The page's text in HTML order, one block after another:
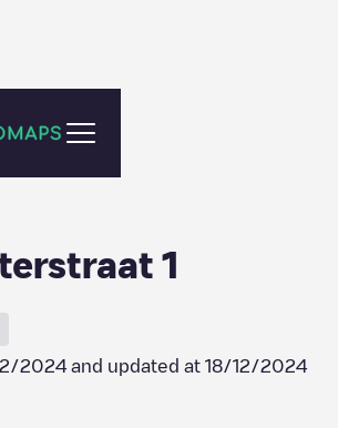
1
2024 and updated at 18/12/2024